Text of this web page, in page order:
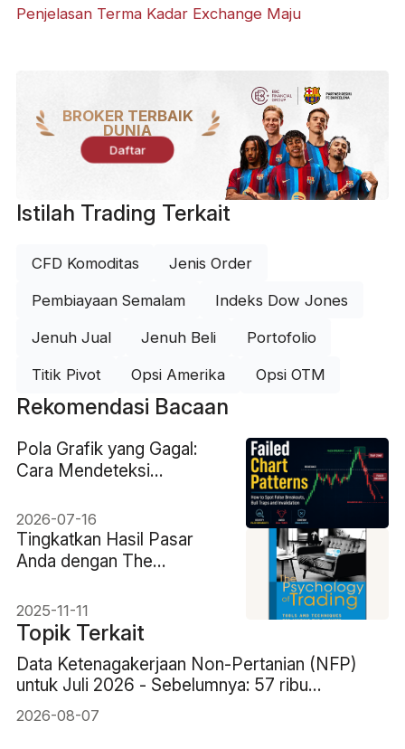
Penjelasan Terma Kadar Exchange Maju
BROKER TERBAIK
DUNIA
Daftar
Istilah Trading Terkait
CFD Komoditas Jenis Order
Pembiayaan Semalam Indeks Dow Jones
Jenuh Jual Jenuh Beli Portofolio
Titik Pivot Opsi Amerika Opsi OTM
Rekomendasi Bacaan
Pola Grafik yang Gagal:
Cara Mendeteksi
Bullish, dan Invalidasi
2026-07-16
Tingkatkan Hasil Pasar
Anda dengan The
2025-11-11
Topik Terkait
Data Ketenagakerjaan Non-Pertanian (NFP)
untuk Juli 2026 - Sebelumnya: 57 ribu
Perkiraan: 83 ribu
2026-08-07